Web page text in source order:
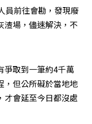
員前往會勘，發現廢
渣場，儘速解決，不
爭取到一筆約4千萬
，但公所礙於當地地
才會延至今日都沒處